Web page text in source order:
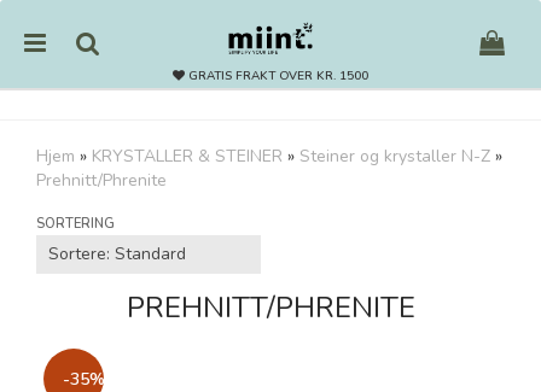
GRATIS FRAKT OVER KR. 1500
Hjem » KRYSTALLER & STEINER » Steiner og krystaller N-Z »
Prehnitt/Phrenite
SORTERING
PREHNITT/PHRENITE
-35%